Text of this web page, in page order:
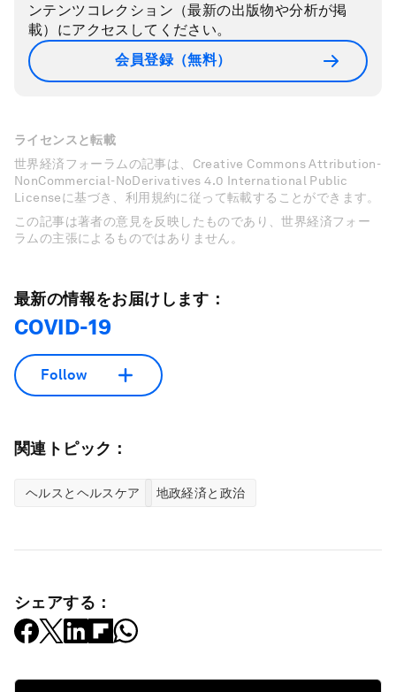
ンテンツコレクション（最新の出版物や分析が掲
載）にアクセスしてください。
会員登録（無料）
ライセンスと転載
世界経済フォーラムの記事は、Creative Commons Attribution-
NonCommercial-NoDerivatives 4.0 International Public
Licenseに基づき、利用規約に従って転載することができます。
この記事は著者の意見を反映したものであり、世界経済フォー
ラムの主張によるものではありません。
最新の情報をお届けします：
COVID-19
Follow
関連トピック：
ヘルスとヘルスケア 地政経済と政治
シェアする：